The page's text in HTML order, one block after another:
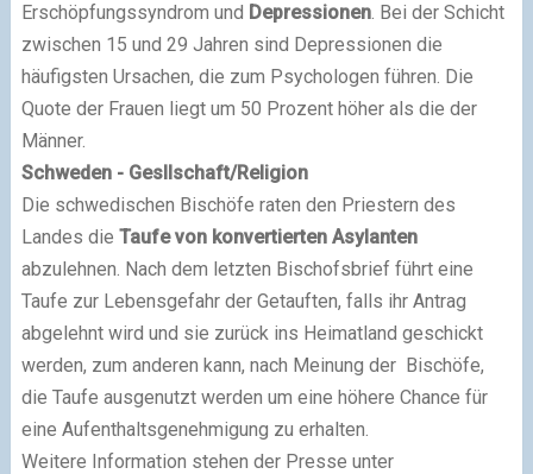
Erschöpfungssyndrom und Depressionen. Bei der Schicht
zwischen 15 und 29 Jahren sind Depressionen die
häufigsten Ursachen, die zum Psychologen führen. Die
Quote der Frauen liegt um 50 Prozent höher als die der
Männer.
Schweden - Gesllschaft/Religion
Die schwedischen Bischöfe raten den Priestern des
Landes die Taufe von konvertierten Asylanten
abzulehnen. Nach dem letzten Bischofsbrief führt eine
Taufe zur Lebensgefahr der Getauften, falls ihr Antrag
abgelehnt wird und sie zurück ins Heimatland geschickt
werden, zum anderen kann, nach Meinung der Bischöfe,
die Taufe ausgenutzt werden um eine höhere Chance für
eine Aufenthaltsgenehmigung zu erhalten.
Weitere Information stehen der Presse unter